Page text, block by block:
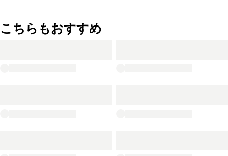
こちらもおすすめ